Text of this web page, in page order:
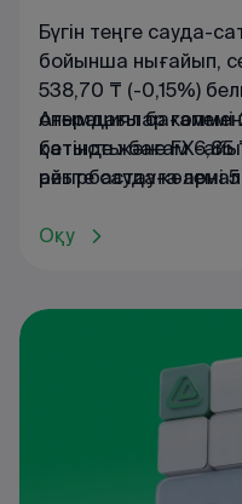
Бүгін теңге сауда-
бойынша нығайып,
538,70 ₸ (-0,15%)
операцияларкөлемі
қатыстыбағам6,85
реттесаудакөлемі5
Ағымдағы
бетіндежәнеFX-
айырбастауға
Оқу